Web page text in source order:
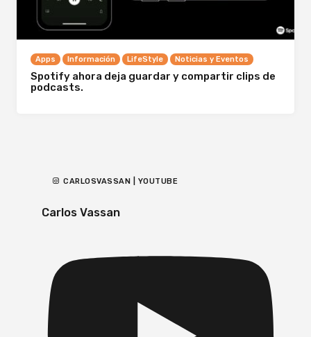
Apps Información LifeStyle Noticias y Eventos
Spotify ahora deja guardar y compartir clips de
podcasts.
CARLOSVASSAN | YOUTUBE
Carlos Vassan